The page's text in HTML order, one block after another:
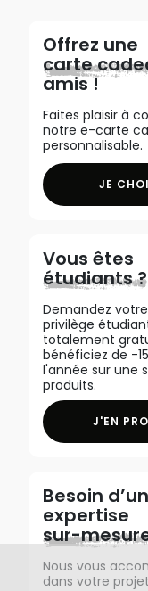
Offrez une
carte
amis !
Faites plaisir à
notre e-carte
personnalisable.
JE
Vous êtes
étudiants ?
Demandez
privilège
totalement
bénéficiez de -
l'année sur une
produits.
J'EN
Besoin
expertise
sur-
Nous vous
dans votre projet